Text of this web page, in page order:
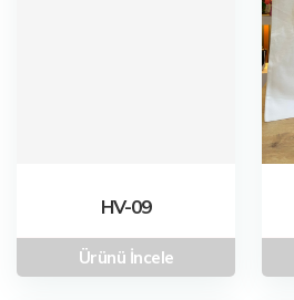
HV-09
Ürünü İncele